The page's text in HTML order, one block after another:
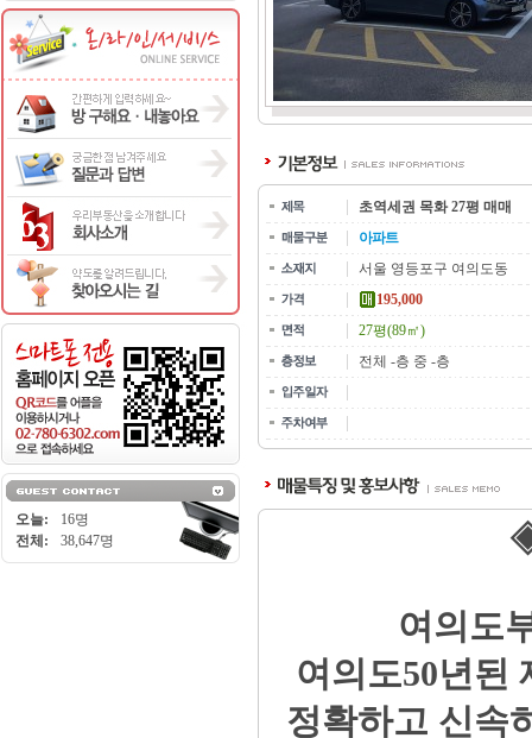
오늘:
16명
전체:
38,647명
초역세권 목화 27평 매매
아파트
서울 영등포구 여의도동
195,000
27평(89㎡)
전체 -층 중 -층
여의도
여의도50년된
정확하고 신속